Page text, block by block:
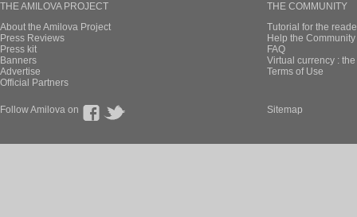
THE AMILOVA PROJECT
About the Amilova Project
Press Reviews
Press kit
Banners
Advertise
Official Partners
THE COMMUNITY
Tutorial for the
Help the
FAQ
Virtual currency :
Terms of Use
Follow Amilova on Sitemap